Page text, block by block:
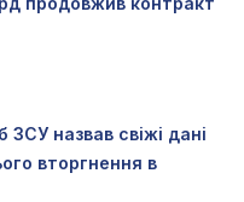
назвав свіжі дані
вторгнення в